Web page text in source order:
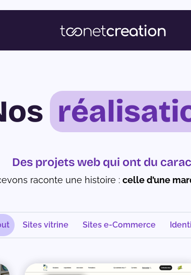
Des projets web qui ont du
raconte une histoire : celle d’une
Sites vitrine Sites e-Commerce